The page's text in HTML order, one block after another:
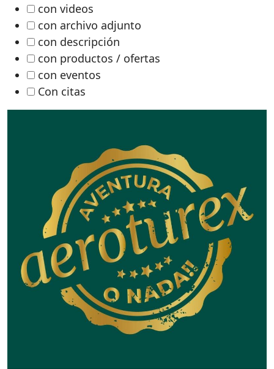
con videos
con archivo adjunto
con descripción
con productos / ofertas
con eventos
Con citas